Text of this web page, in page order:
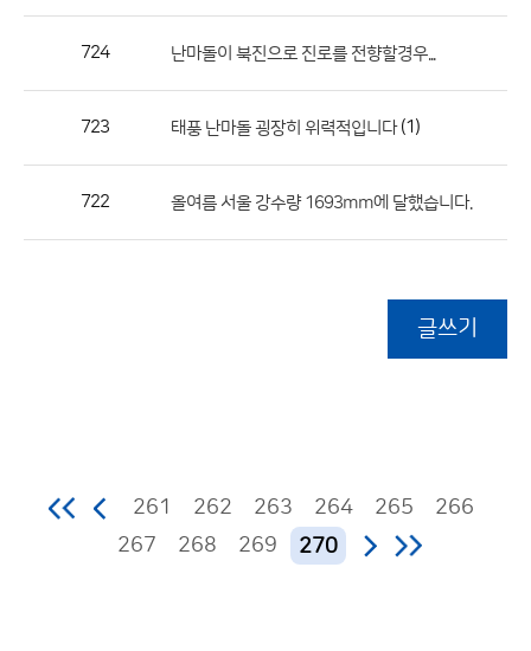
724 난마돌이 북진으로 진로를 전향할경우...
723 태풍 난마돌 굉장히 위력적입니다(1)
722 올여름 서울 강수량 1693mm에 달했습니다.
글쓰기
261 262 263 264 265
266
267
268 269 270